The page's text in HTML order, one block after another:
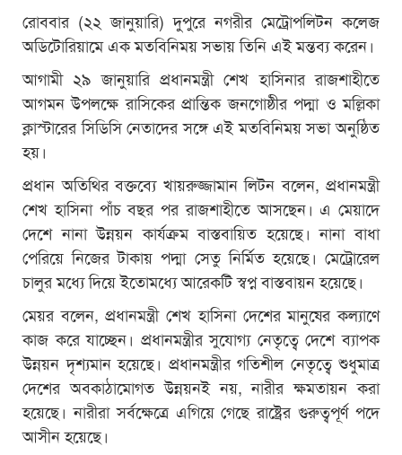
রোববার (২২ জানুয়ারি) দুপুরে নগরীর মেট্রোপলিটন কলেজ
অডিটোরিয়ামে এক মতবিনিময় সভায় তিনি এই মন্তব্য করেন।
আগামী ২৯ জানুয়ারি প্রধানমন্ত্রী শেখ হাসিনার রাজশাহীতে
আগমন উপলক্ষে রাসিকের প্রান্তিক জনগোষ্ঠীর পদ্মা ও মল্লিকা
ক্লাস্টারের সিডিসি নেতাদের সঙ্গে এই মতবিনিময় সভা অনুষ্ঠিত
হয়।
প্রধান অতিথির বক্তব্যে খায়রুজ্জামান লিটন বলেন, প্রধানমন্ত্রী
শেখ হাসিনা পাঁচ বছর পর রাজশাহীতে আসছেন। এ মেয়াদে
দেশে নানা উন্নয়ন কার্যক্রম বাস্তবায়িত হয়েছে। নানা বাধা
পেরিয়ে নিজের টাকায় পদ্মা সেতু নির্মিত হয়েছে। মেট্রোরেল
চালুর মধ্যে দিয়ে ইতোমধ্যে আরেকটি স্বপ্ন বাস্তবায়ন হয়েছে।
মেয়র বলেন, প্রধানমন্ত্রী শেখ হাসিনা দেশের মানুষের কল্যাণে
কাজ করে যাচ্ছেন। প্রধানমন্ত্রীর সুযোগ্য নেতৃত্বে দেশে ব্যাপক
উন্নয়ন দৃশ্যমান হয়েছে। প্রধানমন্ত্রীর গতিশীল নেতৃত্বে শুধুমাত্র
দেশের অবকাঠামোগত উন্নয়নই নয়, নারীর ক্ষমতায়ন করা
হয়েছে। নারীরা সর্বক্ষেত্রে এগিয়ে গেছে রাষ্ট্রের গুরুত্বপূর্ণ পদে
আসীন হয়েছে।